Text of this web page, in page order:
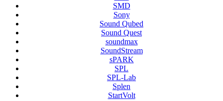
SMD
Sony
Sound Qubed
Sound Quest
soundmax
SoundStream
sPARK
SPL
SPL-Lab
Splen
StartVolt